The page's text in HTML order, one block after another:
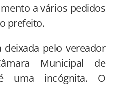
a vários pedidos
prefeito.
pelo vereador
Municipal de
uma incógnita. O